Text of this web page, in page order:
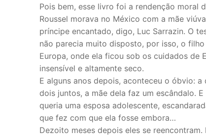
Pois bem, esse livro foi a rendenção moral
Roussel morava no México com a mãe
príncipe encantado, digo, Luc Sarrazin. O
não parecia muito disposto, por isso, o
Europa, onde ela ficou sob os cuidados de
insensível e altamente seco.
E alguns anos depois, aconteceu o óbvio:
dois juntos, a mãe dela faz um escândalo.
queria uma esposa adolescente,
que fez com que ela fosse embora…
Dezoito meses depois eles se